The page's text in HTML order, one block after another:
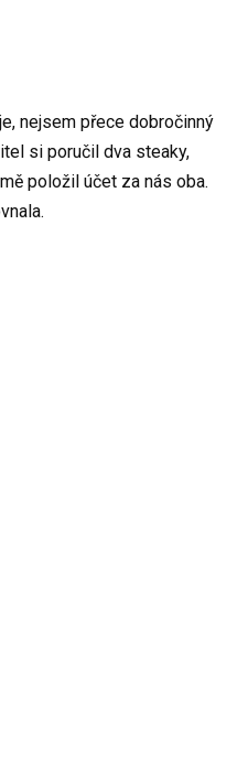
nejsem přece dobročinný
si poručil dva steaky,
položil účet za nás oba.